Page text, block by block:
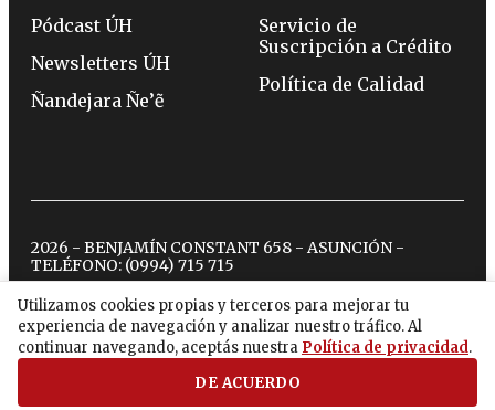
Utilizamos cookies propias y terceros para mejorar tu
experiencia de navegación y analizar nuestro tráfico. Al
continuar navegando, aceptás nuestra Política de privacidad.
DE ACUERDO
Pódcast ÚH
Newsletters ÚH
Ñandejara Ñe’ẽ
Servicio de
Suscripción a Crédito
Política de Calidad
2026 - BENJAMÍN CONSTANT 658 - ASUNCIÓN -
TELÉFONO: (0994) 715 715
twitterinstagram
facebook
tiktokyoutubespotify